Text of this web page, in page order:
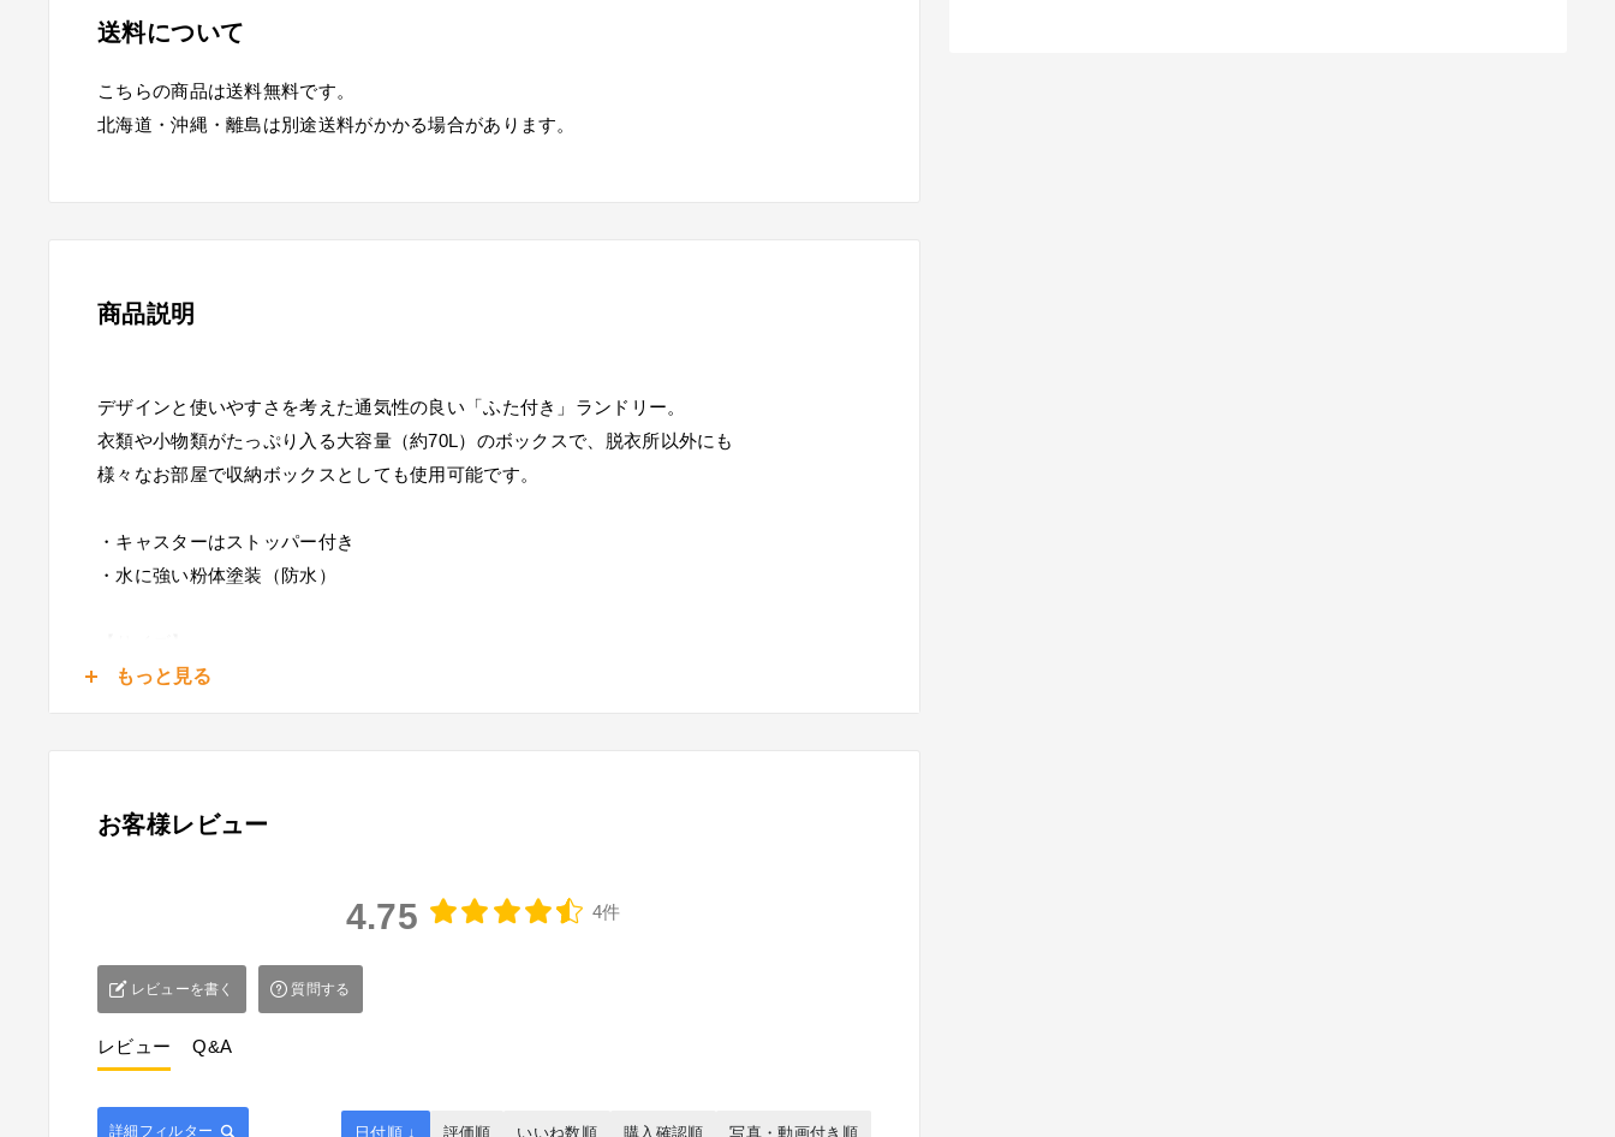
送料について
こちらの商品は送料無料です。
北海道・沖縄・離島は別途送料がかかる場合があります。
商品説明
デザインと使いやすさを考えた通気性の良い「ふた付き」ランドリー。
衣類や小物類がたっぷり入る大容量（約70L）のボックスで、脱衣所以外にも
様々なお部屋で収納ボックスとしても使用可能です。
・キャスターはストッパー付き
・水に強い粉体塗装（防水）
(約)幅50×奥行38×高さ67cm
スチール：粉体塗装
■検索ワード：ふた付きランドリーボックス【SMOOTH】スムース 幅50cm（ランドリーバス
もっと見る
お客様レビュー
4.75 4件
レビューを書く 質問する
レビュー Q&A
詳細フィルター 日付順 ↓ 評価順 いいね数順 購入確認順 写真・動画付き順